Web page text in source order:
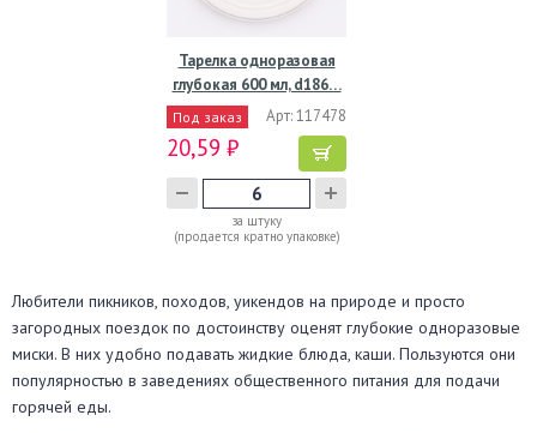
Тарелка одноразовая
глубокая 600 мл, d186…
Под заказ Арт: 117478
20,59 ₽
за штуку
(продается кратно упаковке)
Любители пикников, походов, уикендов на природе и просто
загородных поездок по достоинству оценят глубокие одноразовые
миски. В них удобно подавать жидкие блюда, каши. Пользуются они
популярностью в заведениях общественного питания для подачи
горячей еды.